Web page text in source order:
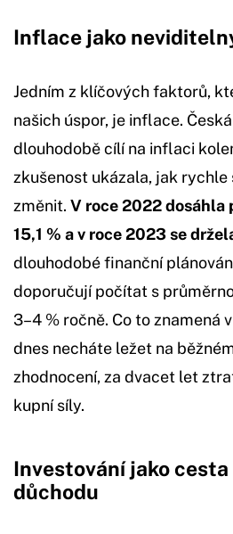
Inflace jako
Jedním z klíčových faktorů,
našich úspor, je inflace.
dlouhodobě cílí na inflaci
zkušenost ukázala, jak rychle
změnit. V roce 2022 dosáhla
15,1 % a v roce 2023 se
dlouhodobé finanční
doporučují počítat s
3–4 % ročně. Co to znamená
dnes necháte ležet na
zhodnocení, za dvacet let
kupní síly.
Investování jako
důchodu